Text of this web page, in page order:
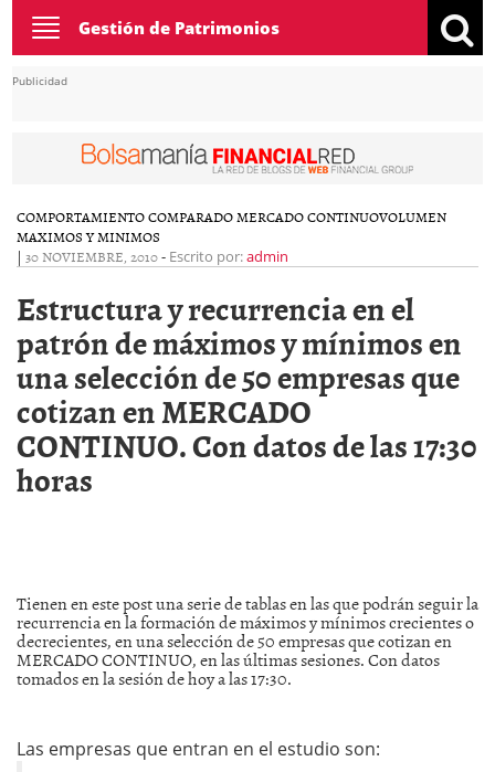
Toggle
navigation
Gestión de Patrimonios
Publicidad
COMPORTAMIENTO COMPARADO MERCADO CONTINUOVOLUMEN
MAXIMOS Y MINIMOS
| 30 NOVIEMBRE, 2010- Escrito por:admin
Estructura y recurrencia en el
patrón de máximos y mínimos en
una selección de 50 empresas que
cotizan en MERCADO
CONTINUO. Con datos de las 17:30
horas
Tienen en este post una serie de tablas en las que podrán seguir la
recurrencia en la formación de máximos y mínimos crecientes o
decrecientes, en una selección de 50 empresas que cotizan en
MERCADO CONTINUO, en las últimas sesiones. Con datos
tomados en la sesión de hoy a las 17:30.
Las empresas que entran en el estudio son: